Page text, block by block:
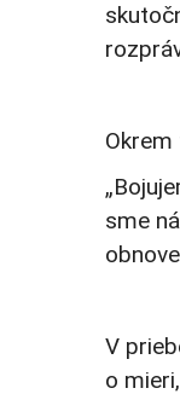
Okrem
sme
V
o